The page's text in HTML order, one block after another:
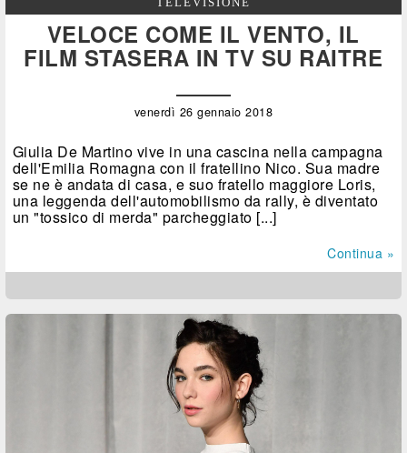
VELOCE COME IL VENTO, IL
FILM STASERA IN TV SU RAITRE
venerdì 26 gennaio 2018
Giulia De Martino vive in una cascina nella campagna
dell'Emilia Romagna con il fratellino Nico. Sua madre
se ne è andata di casa, e suo fratello maggiore Loris,
una leggenda dell'automobilismo da rally, è diventato
un "tossico di merda" parcheggiato [...]
Continua »